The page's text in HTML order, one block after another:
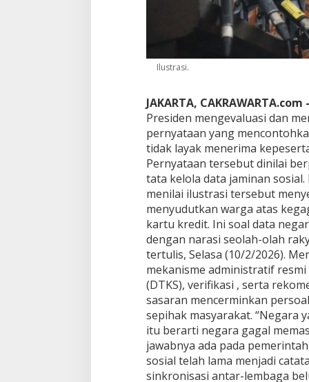
n
T
t
a
c
a
u
D
a
t
a
P
B
I
d
e
n
a
n
M
e
n
y
a
l
Ilustrasi.
JAKARTA, CAKRAWARTA.com
Presiden mengevaluasi dan
pernyataan yang
tidak layak menerima
Pernyataan tersebut dinilai
tata kelola data jaminan
menilai ilustrasi tersebut
menyudutkan warga atas
kartu kredit. Ini soal data
dengan narasi seolah-olah
tertulis, Selasa (10/2/2026).
mekanisme administratif
(DTKS), verifikasi , serta
sasaran mencerminkan
sepihak masyarakat. “Negara
itu berarti negara gagal
jawabnya ada pada
sosial telah lama menjadi
sinkronisasi antar-lembaga